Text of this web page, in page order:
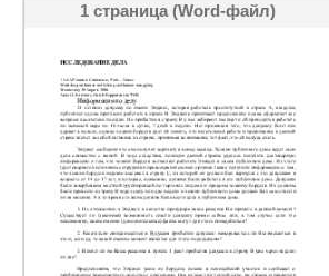
1 страница (Word-файл)